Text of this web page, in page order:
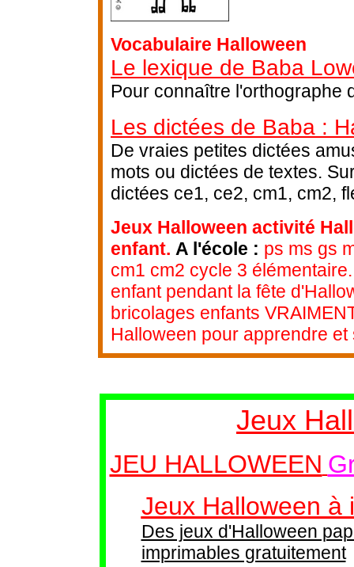
Vocabulaire Halloween
Le lexique de Baba
Pour connaître l'orthographe
Les dictées de Baba :
De vraies petites dictées
mots ou dictées de textes.
dictées ce1, ce2, cm1, cm2,
Jeux Halloween activité
enfant. A l'école : ps ms gs
cm1 cm2 cycle 3 élémentaire.
enfant pendant la fête
bricolages enfants
Halloween pour apprendre
Jeux
JEU HALLOWEEN
Jeux Halloween à
Des jeux d'Halloween
imprimables gratuitement